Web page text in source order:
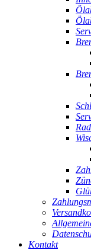
Kontakt